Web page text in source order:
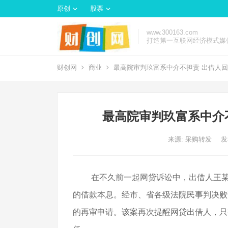
原创 股票
www.300163.com
打造第一互联网经济模式媒
财创网 商业 最高院审判玖富系中介不担责 出借人
最高院审判玖富系中
来源: 采购转发
在不久前一起网贷诉讼中，出借人王
的借款本息。经市、省各级法院民事判决
的再审申请。该案再次提醒网贷出借人，